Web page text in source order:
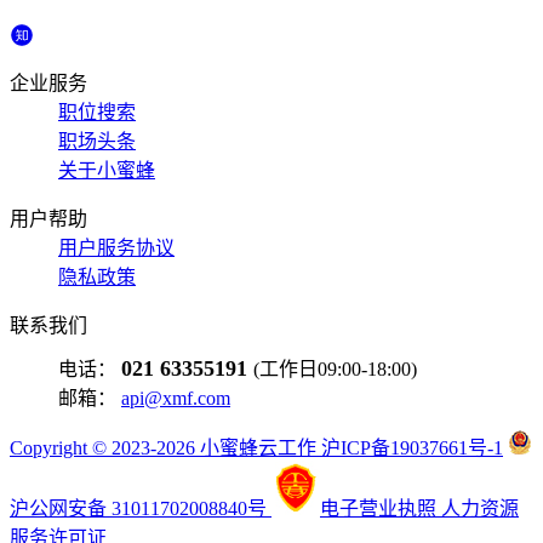
企业服务
职位搜索
职场头条
关于小蜜蜂
用户帮助
用户服务协议
隐私政策
联系我们
电话： 021 63355191 (工作日09:00-18:00)
邮箱： api@xmf.com
Copyright © 2023-2026 小蜜蜂云工作 沪ICP备19037661号-1
沪公网安备 31011702008840号 电子营业执照 人力资源
服务许可证